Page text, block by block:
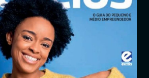
Revistas
Jornais